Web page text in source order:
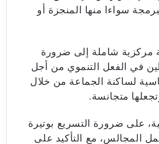
سواءا منها المنجزة أو
مركزية شاملة إلى ضرورة
في الفعل التنموي من أجل
لساكنة الجماعة من خلال
متجانسة.
على ضرورة التسريع بوتيرة
المجالس، مع التأكيد على